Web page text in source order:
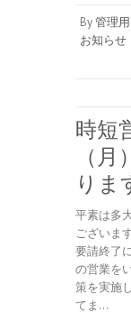
By管理用
お知らせ
時短
（
りま
平素は多
ございま
要請終了
の営業を
策を実施
てま…